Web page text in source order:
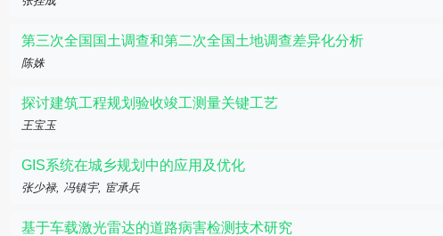
第三次全国国土调查和第二次全国土地调查差异化分析
陈姝
探讨建筑工程规划验收竣工测量关键工艺
王宝玉
GIS系统在城乡规划中的应用及优化
张少禄, 冯镇宇, 宦承兵
基于车载激光雷达的道路病害检测技术研究